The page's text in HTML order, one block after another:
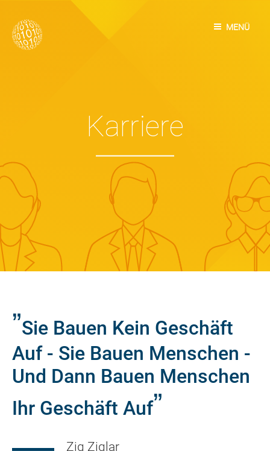
content
MENÜ
Karriere
Sie Bauen Kein Geschäft
Auf - Sie Bauen Menschen -
Und Dann Bauen Menschen
Ihr Geschäft Auf
Zig Ziglar